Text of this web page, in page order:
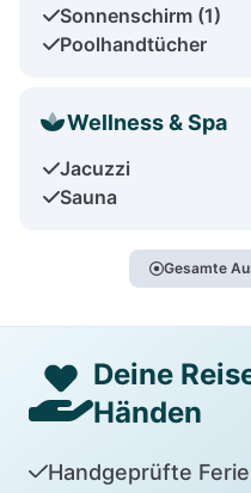
Sonnenschirm (1)
Poolhandtücher
Wellness & Spa
Jacuzzi
Sauna
Gesamte
Deine
Händen
Handgeprüfte